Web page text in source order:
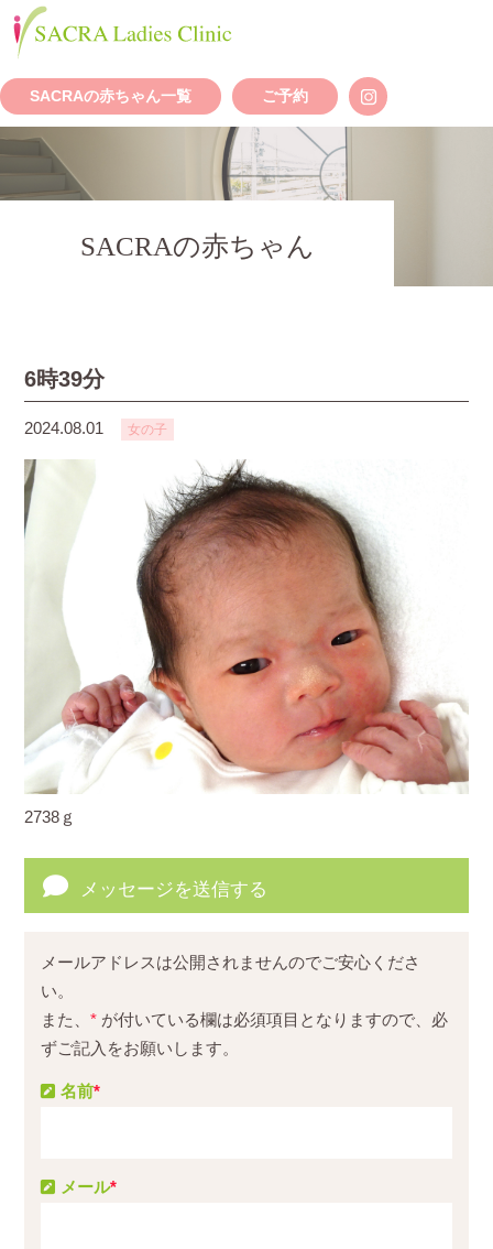
SACRAの赤ちゃん一覧 ご予約
SACRAの赤ちゃん
6時39分
2024.08.01 女の子
2738ｇ
メッセージを送信する
メールアドレスは公開されませんのでご安心くださ
い。
また、* が付いている欄は必須項目となりますので、必
ずご記入をお願いします。
名前*
メール*